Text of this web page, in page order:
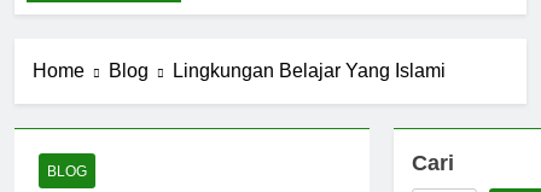
Bikin
Lebih
Praktis
dengan
4 Hari Ago
Proses
Ekstraksi
Minyak
Home Blog Lingkungan Belajar Yang Islami
BLOG Cari